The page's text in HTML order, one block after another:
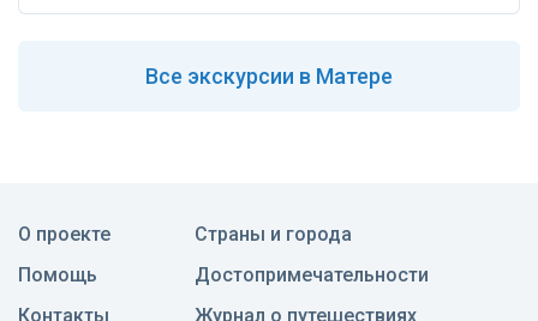
Все экскурсии в Матере
О проекте
Помощь
Контакты
Страны и города
Достопримечательности
Журнал о путешествиях